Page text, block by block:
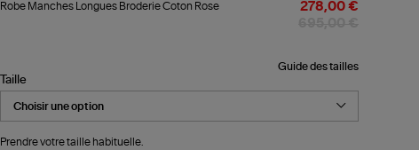
Manches
Robe Manches Longues Broderie Coton Rose 278,00 €
Guide des tailles
Taille
Prendre votre taille habituelle.